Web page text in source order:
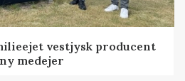
vestjysk producent
medejer